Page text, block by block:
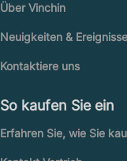
Über Vinchin
Neuigkeiten & Ereignisse
Kontaktiere uns
So kaufen Sie ein
Erfahren Sie, wie Sie